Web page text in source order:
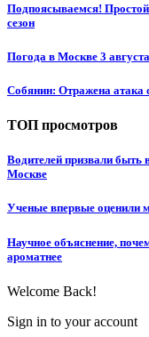
Подпоясываемся! Простой
сезон
Погода в Москве 3
Собянин: Отражена атака
ТОП просмотров
Водителей призвали быть
Москве
Ученые впервые оценили
Научное объяснение,
ароматнее
Welcome Back!
Sign in to your account